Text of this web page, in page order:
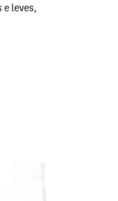
leves,